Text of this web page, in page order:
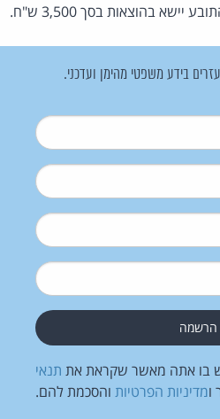
בידע משפטי מהימן ועדכני.
בו אתה מאשר שקראת את תנאי
ומדיניות הפרטיות והסכמת להם.